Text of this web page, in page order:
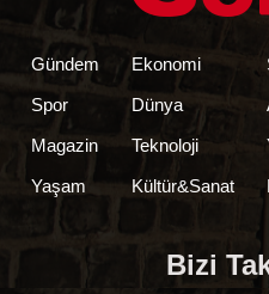
Gündem
Spor
Magazin
Yaşam
Ekonomi
Dünya
Teknoloji
Kültür&Sanat
Bizi